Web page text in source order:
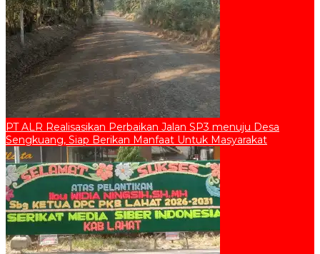
PT ALR Realisasikan Perbaikan Jalan SP3 menuju Desa
Sengkuang, Siap Berikan Manfaat Untuk Masyarakat